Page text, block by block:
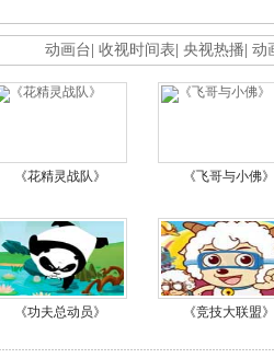
动画台 收视时间表 央视热播 动
《花精灵战队》 《飞哥与小佛》
《功夫总动员》 《竞技大联盟》